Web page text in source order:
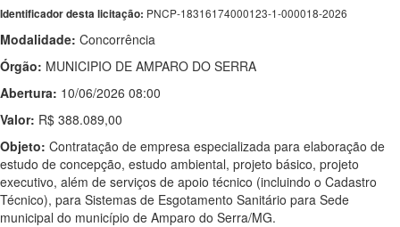
Identificador desta licitação: PNCP-18316174000123-1-000018-2026
Modalidade: Concorrência
Órgão: MUNICIPIO DE AMPARO DO SERRA
Abertura: 10/06/2026 08:00
Valor: R$ 388.089,00
Objeto: Contratação de empresa especializada para elaboração de
estudo de concepção, estudo ambiental, projeto básico, projeto
executivo, além de serviços de apoio técnico (incluindo o Cadastro
Técnico), para Sistemas de Esgotamento Sanitário para Sede
municipal do município de Amparo do Serra/MG.